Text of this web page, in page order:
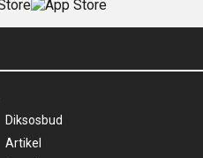
Diksosbud
Artikel